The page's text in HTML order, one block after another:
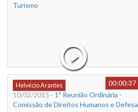
Turismo
Helvécio Arantes
00:00:37
10/02/2015 - 1ª Reunião Ordinária -
Comissão de Direitos Humanos e Defesa